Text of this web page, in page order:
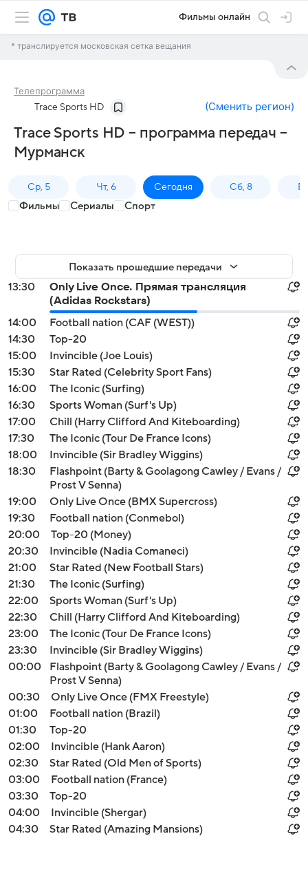
Фильмы онлайн
* транслируется московская сетка вещания
Телепрограмма
Trace Sports HD (Сменить регион)
Trace Sports HD – программа передач –
Мурманск
Ср, 5 Чт, 6 Сегодня Сб, 8
Фильмы Сериалы Спорт
Показать прошедшие передачи
13:30
Only Live Once. Прямая трансляция
(Adidas Rockstars)
14:00
Football nation (CAF (WEST))
14:30
Top-20
15:00
Invincible (Joe Louis)
15:30
Star Rated (Celebrity Sport Fans)
16:00
The Iconic (Surfing)
16:30
Sports Woman (Surf's Up)
17:00
Chill (Harry Clifford And Kiteboarding)
17:30
The Iconic (Tour De France Icons)
18:00
Invincible (Sir Bradley Wiggins)
18:30
Flashpoint (Barty & Goolagong Cawley / Evans /
Prost V Senna)
19:00
Only Live Once (BMX Supercross)
19:30
Football nation (Conmebol)
20:00
Top-20 (Money)
20:30
Invincible (Nadia Comaneci)
21:00
Star Rated (New Football Stars)
21:30
The Iconic (Surfing)
22:00
Sports Woman (Surf's Up)
22:30
Chill (Harry Clifford And Kiteboarding)
23:00
The Iconic (Tour De France Icons)
23:30
Invincible (Sir Bradley Wiggins)
00:00
Flashpoint (Barty & Goolagong Cawley / Evans /
Prost V Senna)
00:30
Only Live Once (FMX Freestyle)
01:00
Football nation (Brazil)
01:30
Top-20
02:00
Invincible (Hank Aaron)
02:30
Star Rated (Old Men of Sports)
03:00
Football nation (France)
03:30
Top-20
04:00
Invincible (Shergar)
04:30
Star Rated (Amazing Mansions)